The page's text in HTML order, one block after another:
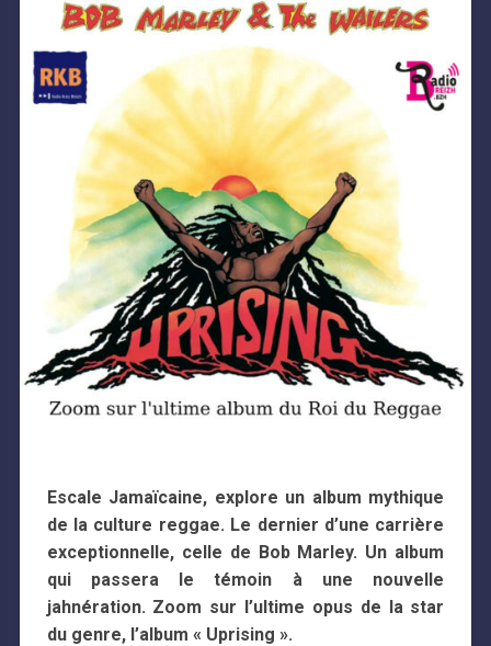
Escale Jamaïcaine, explore un album mythique
de la culture reggae. Le dernier d’une carrière
exceptionnelle, celle de Bob Marley. Un album
qui passera le témoin à une nouvelle
jahnération. Zoom sur l’ultime opus de la star
du genre, l’album « Uprising ».